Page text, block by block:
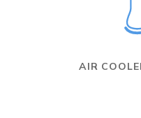
AIR